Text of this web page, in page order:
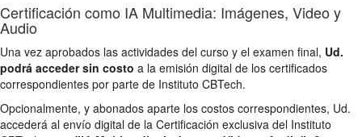
Certificación como IA Multimedia: Imágenes, Video y
Audio
Una vez aprobados las actividades del curso y el examen final, Ud.
podrá acceder sin costo a la emisión digital de los certificados
correspondientes por parte de Instituto CBTech.
Opcionalmente, y abonados aparte los costos correspondientes, Ud.
accederá al envío digital de la Certificación exclusiva del Instituto